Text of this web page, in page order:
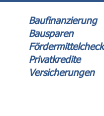
Baufinanzierung
Bausparen
Fördermittelcheck
Privatkredite
Versicherungen